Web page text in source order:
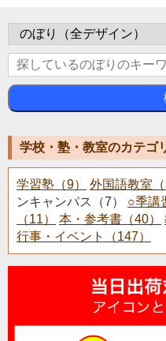
学校・塾・教室のカテゴ
学習塾（9） 外国語教室（
ンキャンパス（7）
○季講
（11）
本・参考書（40）
行事・イベント（147）